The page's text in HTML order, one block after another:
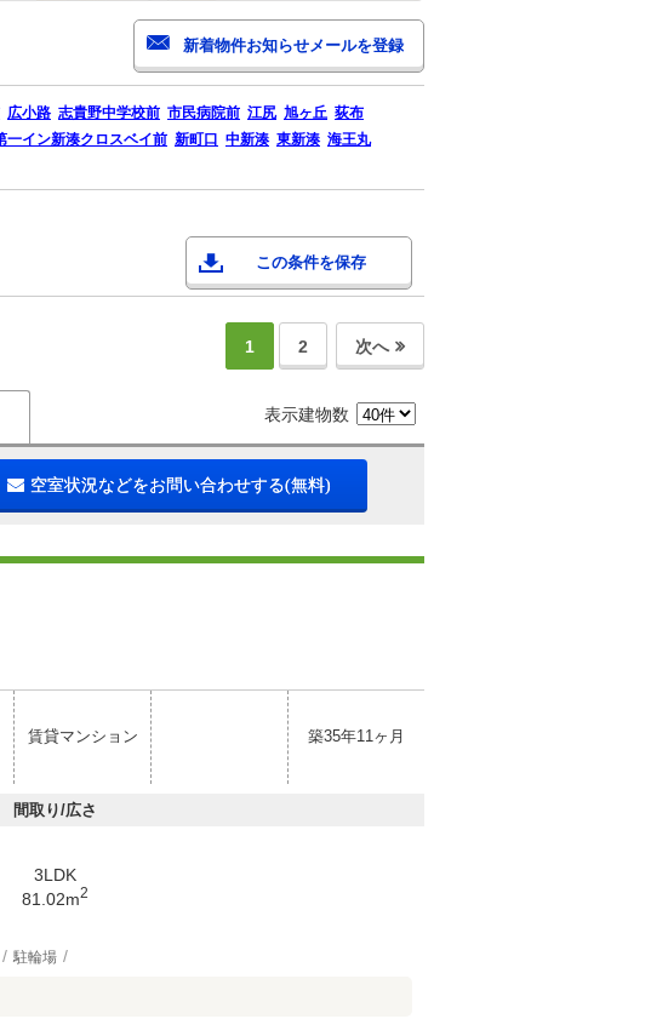
広小路 志貴野中学校前 市民病院前 江尻 旭ヶ丘 荻布
一イン新湊クロスベイ前 新町口 中新湊 東新湊 海王丸
この条件を保存
1 2 次へ
表示建物数
空室状況などをお問い合わせする(無料)
賃貸マンション 築35年11ヶ月
間取り/広さ
3LDK
81.02m2
駐輪場